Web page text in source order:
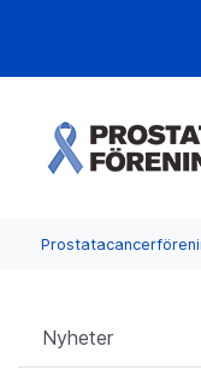
Nyheter